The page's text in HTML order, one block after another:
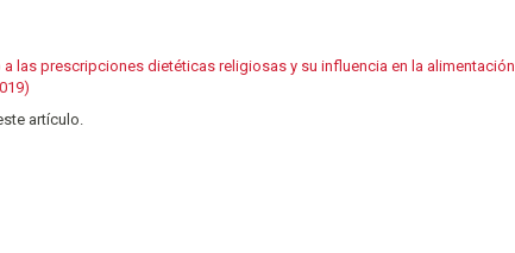
a las prescripciones dietéticas religiosas y su influencia en la alimentación
artículo.